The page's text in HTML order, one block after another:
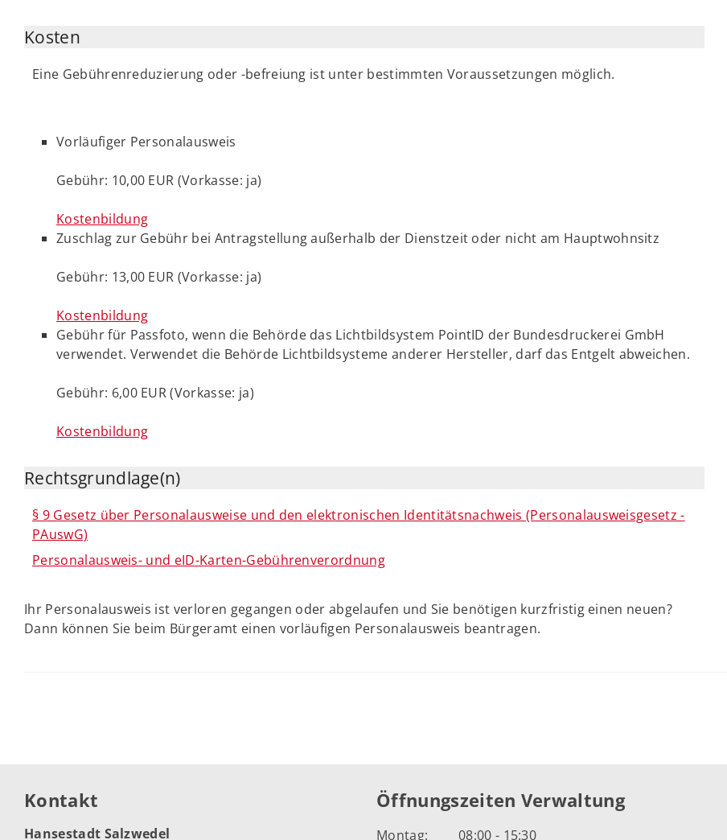
Kosten
Eine Gebührenreduzierung oder -befreiung ist unter bestimmten Voraussetzungen möglich.
Vorläufiger Personalausweis
Gebühr: 10,00 EUR (Vorkasse: ja)
Kostenbildung
Zuschlag zur Gebühr bei Antragstellung außerhalb der Dienstzeit oder nicht am Hauptwohnsitz
Gebühr: 13,00 EUR (Vorkasse: ja)
Kostenbildung
Gebühr für Passfoto, wenn die Behörde das Lichtbildsystem PointID der Bundesdruckerei GmbH
verwendet. Verwendet die Behörde Lichtbildsysteme anderer Hersteller, darf das Entgelt abweichen.
Gebühr: 6,00 EUR (Vorkasse: ja)
Kostenbildung
Rechtsgrundlage(n)
§ 9 Gesetz über Personalausweise und den elektronischen Identitätsnachweis (Personalausweisgesetz -
PAuswG)
Personalausweis- und eID-Karten-Gebührenverordnung
Ihr Personalausweis ist verloren gegangen oder abgelaufen und Sie benötigen kurzfristig einen neuen?
Dann können Sie beim Bürgeramt einen vorläufigen Personalausweis beantragen.
Kontakt
Hansestadt Salzwedel
Öffnungszeiten Verwaltung
Montag: 08:00 - 15:30